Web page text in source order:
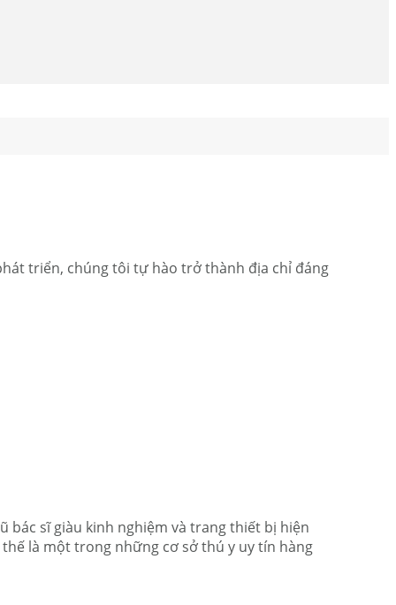
triển, chúng tôi tự hào trở thành địa chỉ đáng
bác sĩ giàu kinh nghiệm và trang thiết bị hiện
là một trong những cơ sở thú y uy tín hàng